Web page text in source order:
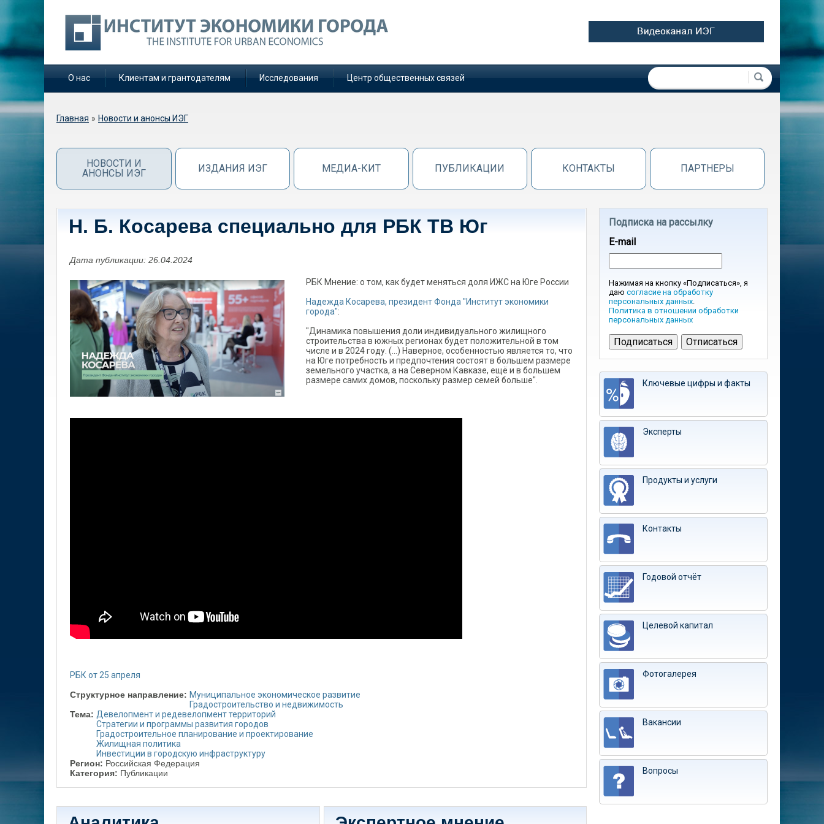
О нас Клиентам и грантодателям Исследования Центр общественных связей Форма поиска
Поиск
Вы здесь
Главная » Новости и анонсы ИЭГ
НОВОСТИ И
АНОНСЫ ИЭГ
ИЗДАНИЯ ИЭГ МЕДИА-КИТ ПУБЛИКАЦИИ КОНТАКТЫ ПАРТНЕРЫ
Н. Б. Косарева специально для РБК ТВ Юг
Дата публикации: 26.04.2024
РБК Мнение: о том, как будет меняться доля ИЖС на Юге России
Надежда Косарева, президент Фонда "Институт экономики
города":
"Динамика повышения доли индивидуального жилищного
строительства в южных регионах будет положительной в том
числе и в 2024 году. (…) Наверное, особенностью является то, что
на Юге потребность и предпочтения состоят в большем размере
земельного участка, а на Северном Кавказе, ещё и в большем
размере самих домов, поскольку размер семей больше".
РБК от 25 апреля
Структурное направление: Муниципальное экономическое развитие
Градостроительство и недвижимость
Тема: Девелопмент и редевелопмент территорий
Стратегии и программы развития городов
Градостроительное планирование и проектирование
Жилищная политика
Инвестиции в городскую инфраструктуру
Регион: Российская Федерация
Категория: Публикации
Подписка на рассылку
E-mail
Нажимая на кнопку «Подписаться», я
даю согласие на обработку
персональных данных.
Политика в отношении обработки
персональных данных
Ключевые цифры и факты
Эксперты
Продукты и услуги
Контакты
Годовой отчёт
Целевой капитал
Фотогалерея
Вакансии
Вопросы